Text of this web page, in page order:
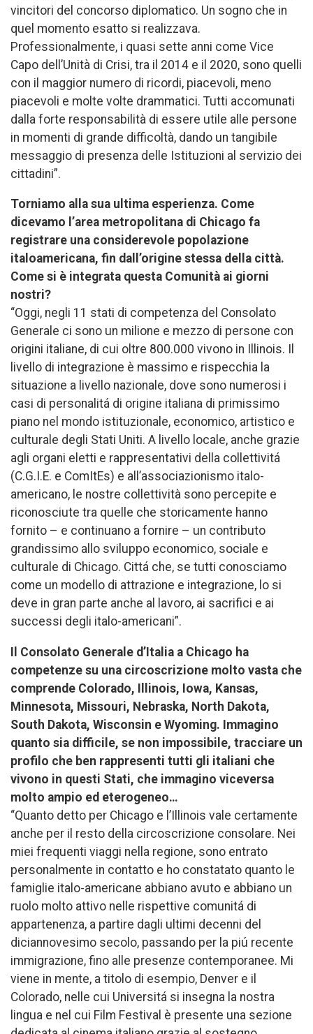
vincitori del concorso diplomatico. Un sogno che in
quel momento esatto si realizzava.
Professionalmente, i quasi sette anni come Vice
Capo dell’Unità di Crisi, tra il 2014 e il 2020, sono quelli
con il maggior numero di ricordi, piacevoli, meno
piacevoli e molte volte drammatici. Tutti accomunati
dalla forte responsabilità di essere utile alle persone
in momenti di grande difficoltà, dando un tangibile
messaggio di presenza delle Istituzioni al servizio dei
cittadini”.
Torniamo alla sua ultima esperienza. Come
dicevamo l’area metropolitana di Chicago fa
registrare una considerevole popolazione
italoamericana, fin dall’origine stessa della città.
Come si è integrata questa Comunità ai giorni
nostri?
“Oggi, negli 11 stati di competenza del Consolato
Generale ci sono un milione e mezzo di persone con
origini italiane, di cui oltre 800.000 vivono in Illinois. Il
livello di integrazione è massimo e rispecchia la
situazione a livello nazionale, dove sono numerosi i
casi di personalitá di origine italiana di primissimo
piano nel mondo istituzionale, economico, artistico e
culturale degli Stati Uniti. A livello locale, anche grazie
agli organi eletti e rappresentativi della collettivitá
(C.G.I.E. e ComItEs) e all’associazionismo italo-
americano, le nostre collettività sono percepite e
riconosciute tra quelle che storicamente hanno
fornito – e continuano a fornire – un contributo
grandissimo allo sviluppo economico, sociale e
culturale di Chicago. Cittá che, se tutti conosciamo
come un modello di attrazione e integrazione, lo si
deve in gran parte anche al lavoro, ai sacrifici e ai
successi degli italo-americani”.
Il Consolato Generale d’Italia a Chicago ha
competenze su una circoscrizione molto vasta che
comprende Colorado, Illinois, Iowa, Kansas,
Minnesota, Missouri, Nebraska, North Dakota,
South Dakota, Wisconsin e Wyoming. Immagino
quanto sia difficile, se non impossibile, tracciare un
profilo che ben rappresenti tutti gli italiani che
vivono in questi Stati, che immagino viceversa
molto ampio ed eterogeneo…
“Quanto detto per Chicago e l’Illinois vale certamente
anche per il resto della circoscrizione consolare. Nei
miei frequenti viaggi nella regione, sono entrato
personalmente in contatto e ho constatato quanto le
famiglie italo-americane abbiano avuto e abbiano un
ruolo molto attivo nelle rispettive comunitá di
appartenenza, a partire dagli ultimi decenni del
diciannovesimo secolo, passando per la piú recente
immigrazione, fino alle presenze contemporanee. Mi
viene in mente, a titolo di esempio, Denver e il
Colorado, nelle cui Universitá si insegna la nostra
lingua e nel cui Film Festival è presente una sezione